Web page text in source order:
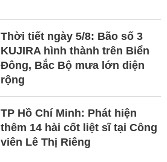
Thời tiết ngày 5/8: Bão số 3
KUJIRA hình thành trên Biển
Đông, Bắc Bộ mưa lớn diện
rộng
TP Hồ Chí Minh: Phát hiện
thêm 14 hài cốt liệt sĩ tại Công
viên Lê Thị Riêng